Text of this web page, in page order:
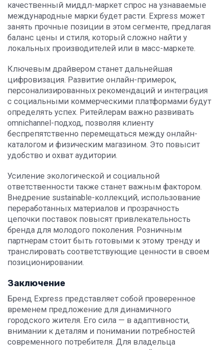
качественный миддл-маркет спрос на узнаваемые
международные марки будет расти. Express может
занять прочные позиции в этом сегменте, предлагая
баланс цены и стиля, который сложно найти у
локальных производителей или в масс-маркете.
Ключевым драйвером станет дальнейшая
цифровизация. Развитие онлайн-примерок,
персонализированных рекомендаций и интеграция
с социальными коммерческими платформами будут
определять успех. Ритейлерам важно развивать
omnichannel-подход, позволяя клиенту
беспрепятственно перемещаться между онлайн-
каталогом и физическим магазином. Это повысит
удобство и охват аудитории.
Усиление экологической и социальной
ответственности также станет важным фактором.
Внедрение sustainable-коллекций, использование
переработанных материалов и прозрачность
цепочки поставок повысят привлекательность
бренда для молодого поколения. Розничным
партнерам стоит быть готовыми к этому тренду и
транслировать соответствующие ценности в своем
позиционировании.
Заключение
Бренд Express представляет собой проверенное
временем предложение для динамичного
городского жителя. Его сила — в адаптивности,
внимании к деталям и понимании потребностей
современного потребителя. Для владельца